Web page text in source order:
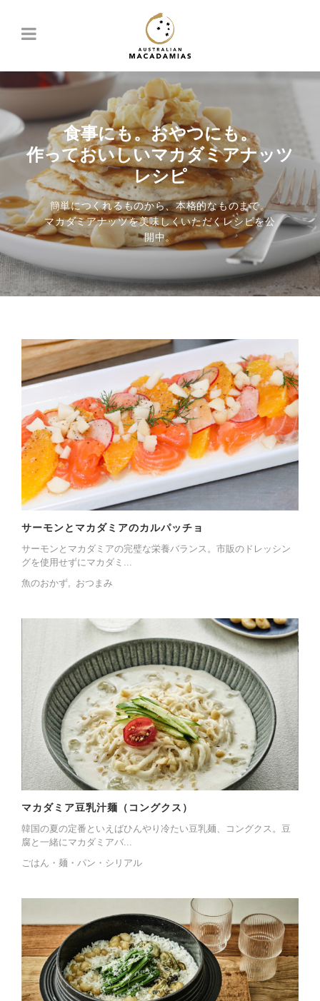
食事にも。おやつにも。
作っておいしいマカダミアナッツ
レシピ
簡単につくれるものから、本格的なものまで。
マカダミアナッツを美味しくいただくレシピを公
開中。
サーモンとマカダミアのカルパッチョ
サーモンとマカダミアの完璧な栄養バランス。市販のドレッシン
グを使用せずにマカダミ...
魚のおかず
おつまみ
マカダミア豆乳汁麺（コングクス）
韓国の夏の定番といえばひんやり冷たい豆乳麺、コングクス。豆
腐と一緒にマカダミアバ...
ごはん・麺・パン・シリアル